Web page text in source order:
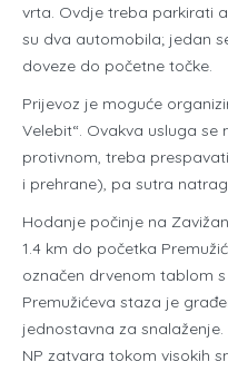
vrta. Ovdje treba parkirati
su dva automobila; jedan
doveze do početne točke.
Prijevoz je moguće
Velebit“. Ovakva usluga se
protivnom, treba
i prehrane), pa sutra
Hodanje počinje na
1.4 km do početka
označen drvenom tablom
Premužićeva staza je
jednostavna za
NP zatvara tokom visokih